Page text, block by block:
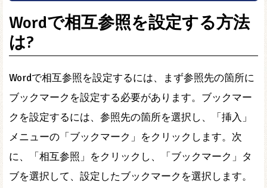
Wordで相互参照を設定する方法
は?
Wordで相互参照を設定するには、まず参照先の箇所に
ブックマークを設定する必要があります。ブックマー
クを設定するには、参照先の箇所を選択し、「挿入」
メニューの「ブックマーク」をクリックします。次
に、「相互参照」をクリックし、「ブックマーク」タ
ブを選択して、設定したブックマークを選択します。